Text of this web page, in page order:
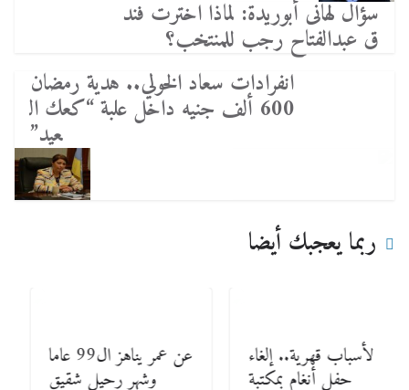
سؤال لهانى أبوريدة: لماذا اخترت فند
ق عبدالفتاح رجب للمنتخب؟
انفرادات سعاد الخولي.. هدية رمضان
600 ألف جنيه داخل علبة “كعك ال
عيد”
ربما يعجبك أيضا
عن عمر يناهز ال99 عاما
وشهر رحيل شقيق
لأسباب قهرية.. إلغاء
حفل أنغام بمكتبة